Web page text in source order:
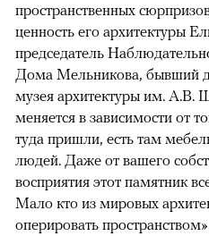
пространственных
ценность его архитектуры
председатель
Дома Мельникова, бывший
музея архитектуры им. А.В.
меняется в зависимости от
туда пришли, есть там
людей. Даже от вашего
восприятия этот памятник
Мало кто из мировых
оперировать